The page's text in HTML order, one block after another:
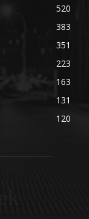
520
383
351
223
163
131
120